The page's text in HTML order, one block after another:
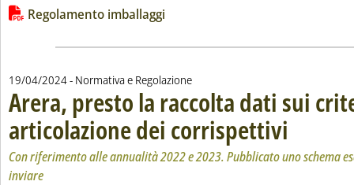
Lista allegati PDF alla notizia
Regolamento imballaggi
19/04/2024- Normativa e Regolazione
Arera, presto la raccolta dati sui
articolazione dei corrispettivi
Con riferimento alle annualità 2022 e 2023. Pubblicato uno schema
inviare